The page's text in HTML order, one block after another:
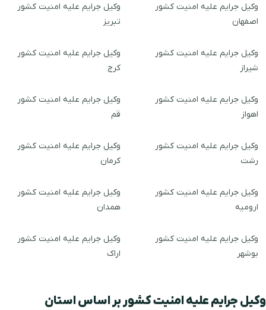
وکیل جرایم علیه امنیت کشور
اصفهان
وکیل جرایم علیه امنیت کشور
تبریز
وکیل جرایم علیه امنیت کشور
شیراز
وکیل جرایم علیه امنیت کشور
کرج
وکیل جرایم علیه امنیت کشور
اهواز
وکیل جرایم علیه امنیت کشور
قم
وکیل جرایم علیه امنیت کشور
رشت
وکیل جرایم علیه امنیت کشور
کرمان
وکیل جرایم علیه امنیت کشور
ارومیه
وکیل جرایم علیه امنیت کشور
همدان
وکیل جرایم علیه امنیت کشور
بوشهر
وکیل جرایم علیه امنیت کشور
اراک
وکیل جرایم علیه امنیت کشور بر اساس استان